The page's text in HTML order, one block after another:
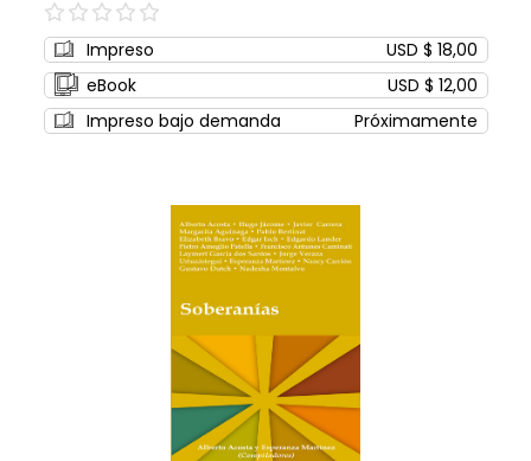
0%
Impreso
USD $ 18,00
eBook
USD $ 12,00
Impreso bajo demanda
Próximamente